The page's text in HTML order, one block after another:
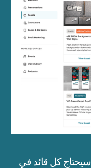
سيحتاج كل قائد في WealthWave يقوم ببناء فريقه